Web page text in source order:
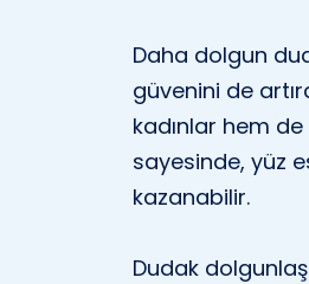
Daha dolgun
güvenini de
kadınlar hem
sayesinde, yüz
kazanabilir.
Dudak